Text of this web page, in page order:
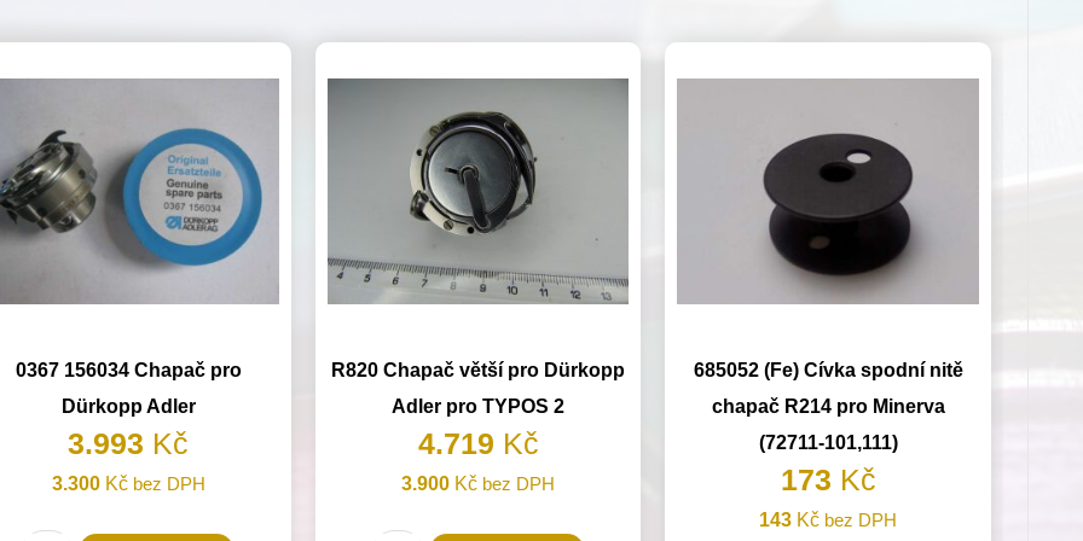
0367 156034 Chapač pro
Dürkopp Adler
3.993 Kč
3.300 Kčbez DPH
R820 Chapač větší pro Dürkopp
Adler pro TYPOS 2
4.719 Kč
3.900 Kč bez DPH
685052 (Fe) Cívka spodní nitě
chapač R214 pro Minerva
(72711-101,111)
173 Kč
143 Kč bez DPH